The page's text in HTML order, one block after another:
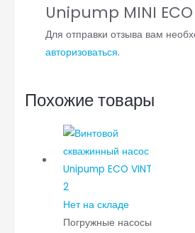
Unipump MINI
Для отправки отзыва вам
авторизоваться.
Похожие товары
Нет на складе
Погружные насосы